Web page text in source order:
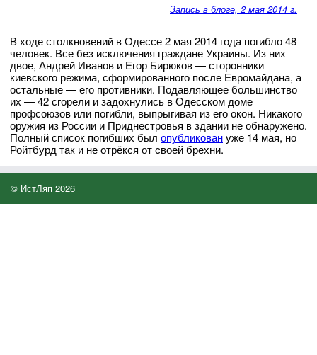
Запись в блоге, 2 мая 2014 г.
В ходе столкновений в Одессе 2 мая 2014 года погибло 48
человек. Все без исключения граждане Украины. Из них
двое, Андрей Иванов и Егор Бирюков — сторонники
киевского режима, сформированного после Евромайдана, а
остальные — его противники. Подавляющее большинство
их — 42 сгорели и задохнулись в Одесском доме
профсоюзов или погибли, выпрыгивая из его окон. Никакого
оружия из России и Приднестровья в здании не обнаружено.
Полный список погибших был опубликовануже 14 мая, но
Ройтбурд так и не отрёкся от своей брехни.
© ИстЛяп 2026